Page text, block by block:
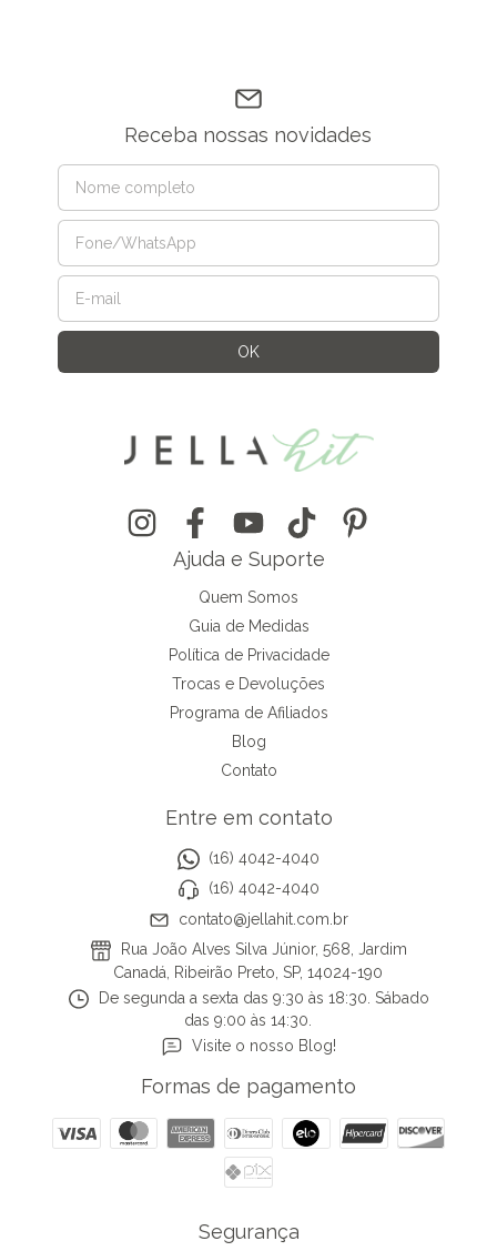
Receba nossas novidades
Ajuda e Suporte
Quem Somos
Guia de Medidas
Política de Privacidade
Trocas e Devoluções
Programa de Afiliados
Blog
Contato
Entre em contato
(16) 4042-4040
(16) 4042-4040
contato@jellahit.com.br
Rua João Alves Silva Júnior, 568, Jardim
Canadá, Ribeirão Preto, SP, 14024-190
De segunda a sexta das 9:30 às 18:30. Sábado
das 9:00 às 14:30.
Visite o nosso Blog!
Formas de pagamento
Segurança